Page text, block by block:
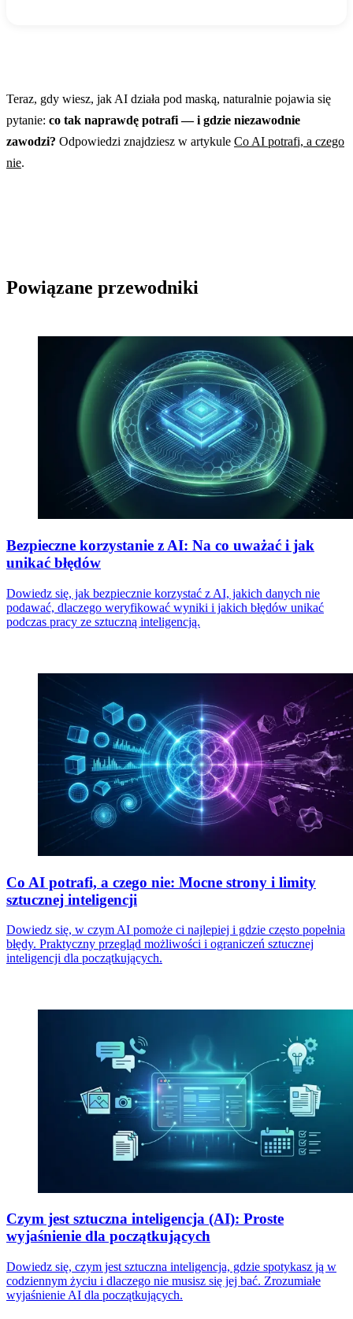
Teraz, gdy wiesz, jak AI działa pod maską, naturalnie pojawia się
pytanie: co tak naprawdę potrafi — i gdzie niezawodnie
zawodzi? Odpowiedzi znajdziesz w artykule Co AI potrafi, a czego
nie.
Powiązane przewodniki
Bezpieczne korzystanie z AI: Na co uważać i jak
unikać błędów
Dowiedz się, jak bezpiecznie korzystać z AI, jakich danych nie
podawać, dlaczego weryfikować wyniki i jakich błędów unikać
podczas pracy ze sztuczną inteligencją.
Co AI potrafi, a czego nie: Mocne strony i limity
sztucznej inteligencji
Dowiedz się, w czym AI pomoże ci najlepiej i gdzie często popełnia
błędy. Praktyczny przegląd możliwości i ograniczeń sztucznej
inteligencji dla początkujących.
Czym jest sztuczna inteligencja (AI): Proste
wyjaśnienie dla początkujących
Dowiedz się, czym jest sztuczna inteligencja, gdzie spotykasz ją w
codziennym życiu i dlaczego nie musisz się jej bać. Zrozumiałe
wyjaśnienie AI dla początkujących.